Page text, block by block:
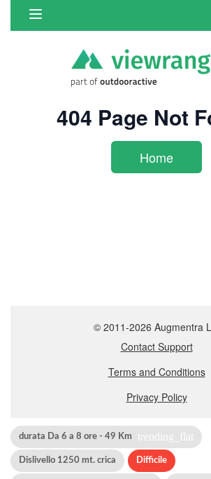
trending_flat
durata Da 6 a 8 ore - 49 Km
Dislivello 1250 mt. crica Difficile